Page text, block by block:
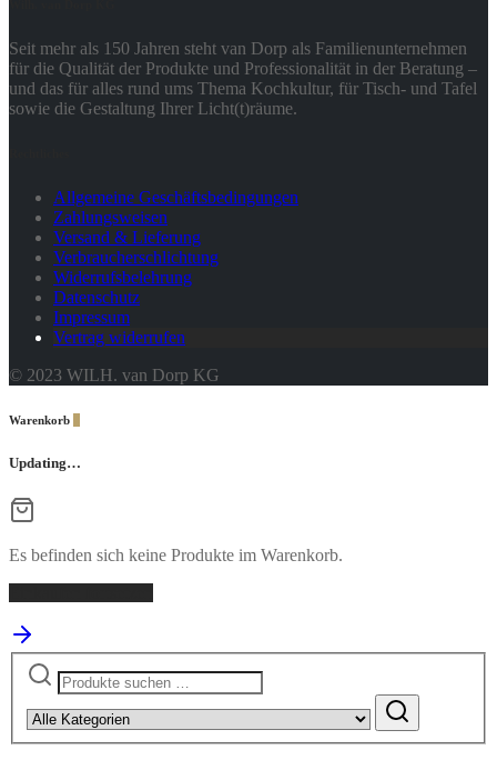
Seit mehr als 150 Jahren steht van Dorp als Familienunternehmen
für die Qualität der Produkte und Professionalität in der Beratung –
und das für alles rund ums Thema Kochkultur, für Tisch- und Tafel
sowie die Gestaltung Ihrer Licht(t)räume.
Allgemeine Geschäftsbedingungen
Zahlungsweisen
Versand & Lieferung
Verbraucherschlichtung
Widerrufsbelehrung
Datenschutz
Impressum
Vertrag widerrufen
© 2023 WILH. van Dorp KG
Warenkorb
Updating…
Es befinden sich keine Produkte im Warenkorb.
Suchen
nach: